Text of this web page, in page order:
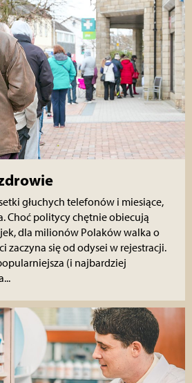
głuchych telefonów i miesiące,
Choć politycy chętnie obiecują
dla milionów Polaków walka o
zaczyna się od odysei w rejestracji.
(i najbardziej